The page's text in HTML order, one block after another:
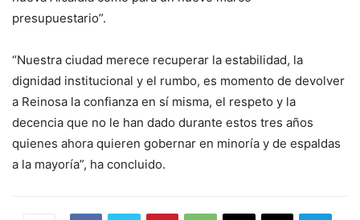
presupuestario”.
“Nuestra ciudad merece recuperar la estabilidad, la
dignidad institucional y el rumbo, es momento de devolver
a Reinosa la confianza en sí misma, el respeto y la
decencia que no le han dado durante estos tres años
quienes ahora quieren gobernar en minoría y de espaldas
a la mayoría”, ha concluido.